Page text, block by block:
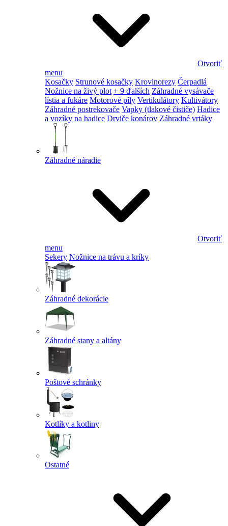
Otvoriť
menu
Kosačky Strunové kosačky Krovinorezy Čerpadlá
Nožnice na živý plot + 9 ďalších Záhradné vysávače
lístia a fukáre Motorové píly Vertikulátory Kultivátory
Záhradné postrekovače Vapky (tlakové čističe) Hadice
a vozíky na hadice Drviče konárov Záhradné vrtáky
Záhradné náradie
Otvoriť
menu
Sekery Nožnice na trávu a kríky
Záhradné dekorácie
Záhradné stany a altány
Poštové schránky
Kotlíky a kotliny
Ostatné